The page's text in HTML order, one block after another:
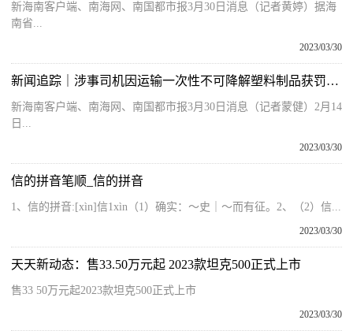
新海南客户端、南海网、南国都市报3月30日消息（记者黄婷）据海
南省...
2023/03/30
新闻追踪｜涉事司机因运输一次性不可降解塑料制品获罚1万元
新海南客户端、南海网、南国都市报3月30日消息（记者蒙健）2月14
日...
2023/03/30
信的拼音笔顺_信的拼音
1、信的拼音:[xìn]信1xìn（1）确实：～史｜～而有征。2、（2）信...
2023/03/30
天天新动态：售33.50万元起 2023款坦克500正式上市
售33 50万元起2023款坦克500正式上市
2023/03/30